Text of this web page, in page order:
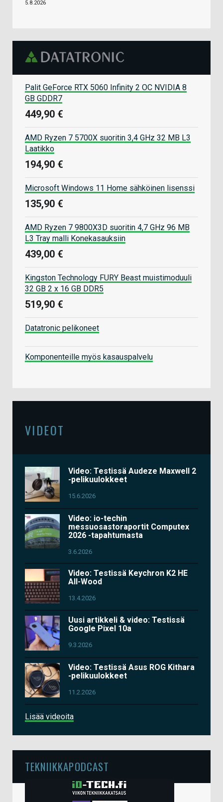
5.8.2026
Palit GeForce RTX 5060 Infinity 2 OC NVIDIA 8
GB GDDR7
449,90 €
AMD Ryzen 7 5700X suoritin 3,4 GHz 32 MB L3
Laatikko
194,90 €
Microsoft Windows 11 Home sähköinen lisenssi
135,90 €
AMD Ryzen 7 9800X3D suoritin 4,7 GHz 96 MB
L3 Tray malli Konekasauksiin
439,00 €
Kingston Technology FURY Beast muistimoduuli
32 GB 2 x 16 GB DDR5
519,90 €
Datatronic pelikoneet
Komponenteille myös kasauspalvelu
VIDEOT
Video: Testissä Audeze Maxwell 2
-pelikuulokkeet
15.6.2026
Video: io-techin
messuosastoraportit Computex
2026 -tapahtumasta
3.6.2026
Video: Testissä Keychron K2 HE
All-Wood
13.4.2026
Uusi artikkeli & video: Testissä
Google Pixel 10a
9.3.2026
Video: Testissä Asus ROG Kithara
-pelikuulokkeet
11.2.2026
Lisää videoita
TEKNIIKKAPODCAST